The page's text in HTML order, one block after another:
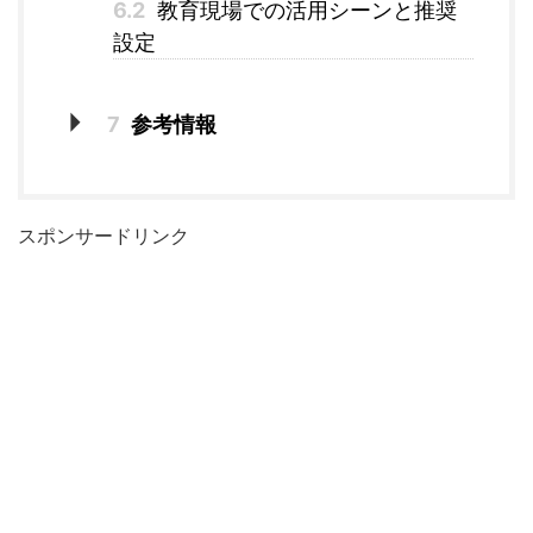
6.2 教育現場での活用シーンと推奨
設定
7 参考情報
スポンサードリンク